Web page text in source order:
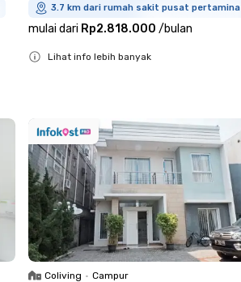
3.7 km dari rumah sakit pusat pertamina
mulai dari Rp2.818.000 /bulan
Lihat info lebih banyak
Coliving • Campur